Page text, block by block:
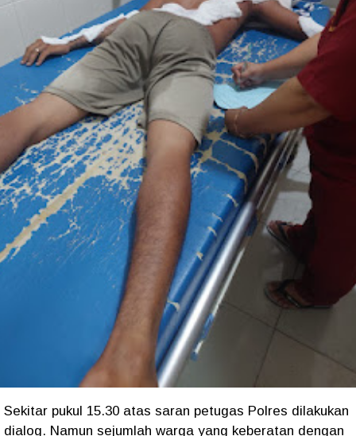
Sekitar pukul 15.30 atas saran petugas Polres dilakukan
dialog. Namun sejumlah warga yang keberatan dengan